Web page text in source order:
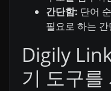
간단함: 단어
필요로 하는
Digily
기 도구를